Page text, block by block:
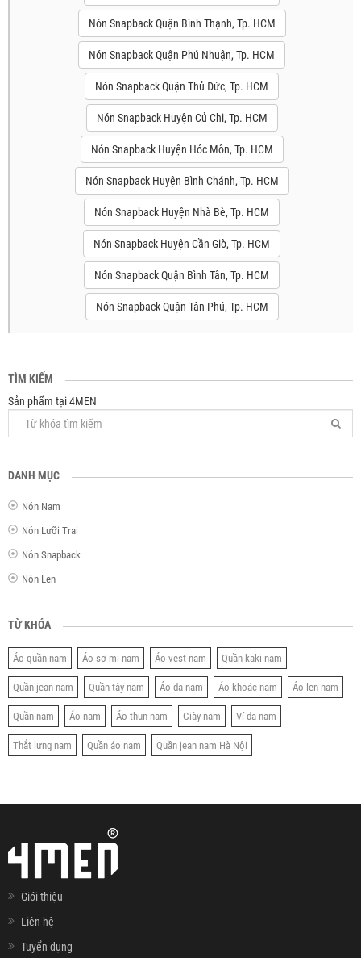
Nón Snapback Quận Bình Thạnh, Tp. HCM
Nón Snapback Quận Phú Nhuận, Tp. HCM
Nón Snapback Quận Thủ Đức, Tp. HCM
Nón Snapback Huyện Củ Chi, Tp. HCM
Nón Snapback Huyện Hóc Môn, Tp. HCM
Nón Snapback Huyện Bình Chánh, Tp. HCM
Nón Snapback Huyện Nhà Bè, Tp. HCM
Nón Snapback Huyện Cần Giờ, Tp. HCM
Nón Snapback Quận Bình Tân, Tp. HCM
Nón Snapback Quận Tân Phú, Tp. HCM
TÌM KIẾM
Sản phẩm tại 4MEN
DANH MỤC
Nón Nam
Nón Lưỡi Trai
Nón Snapback
Nón Len
TỪ KHÓA
Áo quần nam Áo sơ mi nam Áo vest nam Quần kaki nam
Quần jean nam Quần tây nam Áo da nam Áo khoác nam Áo len nam
Quần nam Áo nam Áo thun nam Giày nam Ví da nam
Thắt lưng nam Quần áo nam Quần jean nam Hà Nội
Giới thiệu
Liên hệ
Tuyển dụng